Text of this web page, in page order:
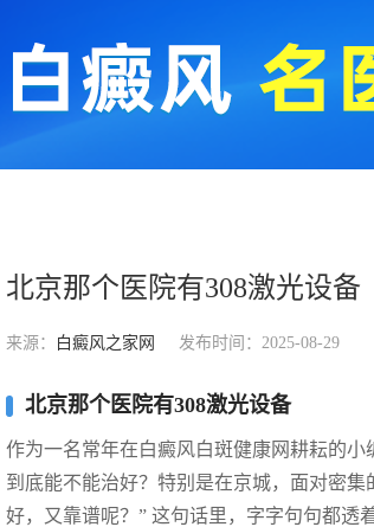
北京那个医院有308激光设备
来源： 白癜风之家网 发布时间：2025-08-29
北京那个医院有308激光设备
作为一名常年在白癜风白斑健康网耕耘的
到底能不能治好？特别是在京城，面对密
好，又靠谱呢？” 这句话里，字字句句都透